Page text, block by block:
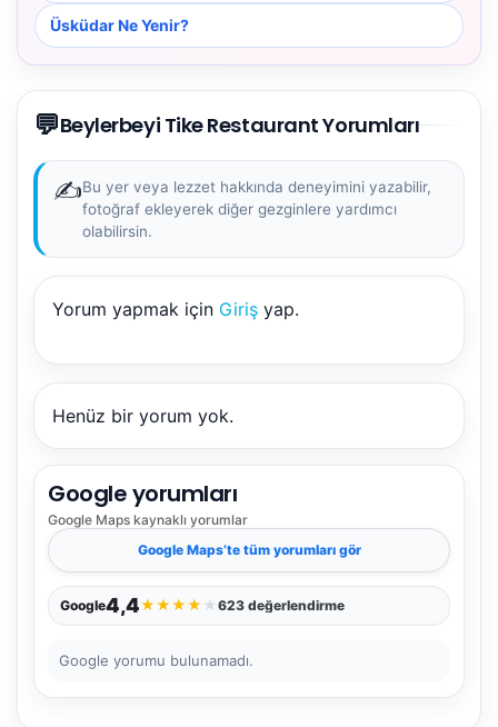
Üsküdar Ne Yenir?
💬Beylerbeyi Tike Restaurant Yorumları
✍️Bu yer veya lezzet hakkında deneyimini yazabilir,
fotoğraf ekleyerek diğer gezginlere yardımcı
olabilirsin.
Yorum yapmak için Giriş yap.
Henüz bir yorum yok.
Google yorumları
Google Maps kaynaklı yorumlar
Google Maps’te tüm yorumları gör
Google4,4★★★★ ★ 623 değerlendirme
Google yorumu bulunamadı.
NBY Akıllı Asistan
AI kullanmadan, sitedeki gerçek yerlerle akıllı rota
önerir.
Şehir / ilçe
🧭 Rehber ⭐ Popüler
🚶 Yürüyüş